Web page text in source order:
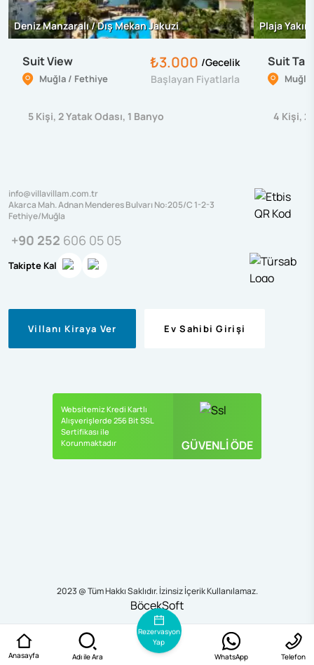
Deniz Manzaralı / Dış Mekan Jakuzi
Suit View
Muğla / Fethiye
₺3.000 /Gecelik
Başlayan Fiyatlarla
5 Kişi, 2Yatak Odası, 1 Banyo
Plaja
Suit
4 Kişi, 2
Anasayfa Adı ile Ara
Rezervasyon
Yap
WhatsApp Telefon
info@villavillam.com.tr
Akarca Mah. Adnan Menderes Bulvarı No:205/C 1-2-3
Fethiye/Muğla
+90 252 606 05 05
Takipte Kal
Villanı Kiraya Ver Ev Sahibi Girişi
Websitemiz Kredi Kartlı
Alışverişlerde 256 Bit SSL
Sertifikası ile
Korunmaktadır
GÜVENLİ ÖDE
2023 @ Tüm Hakkı Saklıdır. İzinsiz İçerik Kullanılamaz.
BöcekSoft